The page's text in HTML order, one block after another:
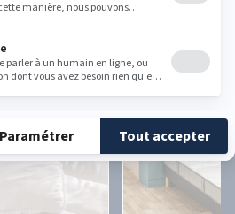
nuit et optez pour
-40%